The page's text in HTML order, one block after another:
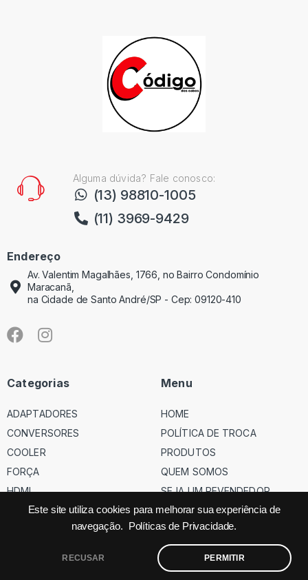
Este site utiliza cookies para melhorar sua experiência de
navegação.
Políticas de Privacidade.
RECUSAR PERMITIR
Alguma dúvida? Fale conosco:
(13) 98810-1005
(11) 3969-9429
Endereço
Av. Valentim Magalhães, 1766, no Bairro Condomínio
Maracanã,
na Cidade de Santo André/SP - Cep: 09120-410
Categorias
ADAPTADORES
CONVERSORES
COOLER
FORÇA
HDMI
Menu
HOME
POLÍTICA DE TROCA
PRODUTOS
QUEM SOMOS
SEJA UM REVENDEDOR